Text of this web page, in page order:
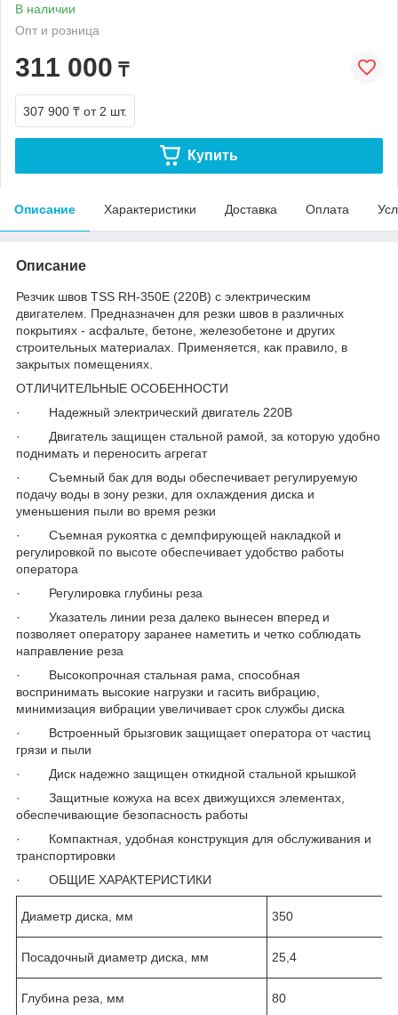
В наличии
Опт и розница
311 000 ₸
307 900 ₸ от 2 шт.
Купить
Описание Характеристики Доставка Оплата
Описание
Резчик швов TSS RH-350E (220В) с электрическим
двигателем. Предназначен для резки швов в различных
покрытиях - асфальте, бетоне, железобетоне и других
строительных материалах. Применяется, как правило, в
закрытых помещениях.
ОТЛИЧИТЕЛЬНЫЕ ОСОБЕННОСТИ
· Надежный электрический двигатель 220В
· Двигатель защищен стальной рамой, за которую удобно
поднимать и переносить агрегат
· Съемный бак для воды обеспечивает регулируемую
подачу воды в зону резки, для охлаждения диска и
уменьшения пыли во время резки
· Съемная рукоятка с демпфирующей накладкой и
регулировкой по высоте обеспечивает удобство работы
оператора
· Регулировка глубины реза
· Указатель линии реза далеко вынесен вперед и
позволяет оператору заранее наметить и четко соблюдать
направление реза
· Высокопрочная стальная рама, способная
воспринимать высокие нагрузки и гасить вибрацию,
минимизация вибрации увеличивает срок службы диска
· Встроенный брызговик защищает оператора от частиц
грязи и пыли
· Диск надежно защищен откидной стальной крышкой
· Защитные кожуха на всех движущихся элементах,
обеспечивающие безопасность работы
· Компактная, удобная конструкция для обслуживания и
транспортировки
· ОБЩИЕ ХАРАКТЕРИСТИКИ
Диаметр диска, мм 350
Посадочный диаметр диска, мм 25,4
Глубина реза, мм 80